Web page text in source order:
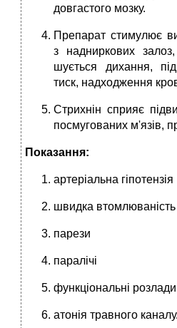
довгастого мозку.
Препарат стимулює
з надниркових
шується дихання,
тиск, надходження
Стрихнін сприяє
посмугованих м'язів,
Показання:
артеріальна гіпотензія
швидка втомлюваність
парези
паралічі
функціональні
атонія травного каналу.